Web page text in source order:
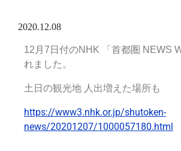
2020.12.08
12月7日付のNHK 「首都圏 NEWS
れました。
土日の観光地 人出増えた場所も
https://www3.nhk.or.jp/shutoken-
news/20201207/1000057180.html